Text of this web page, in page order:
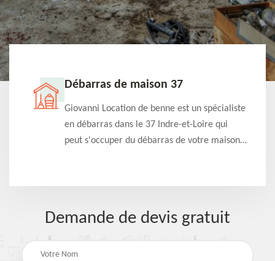
Débarras de maison 37
Giovanni Location de benne est un spécialiste
en débarras dans le 37 Indre-et-Loire qui
peut s'occuper du débarras de votre maison
Demande de devis gratuit